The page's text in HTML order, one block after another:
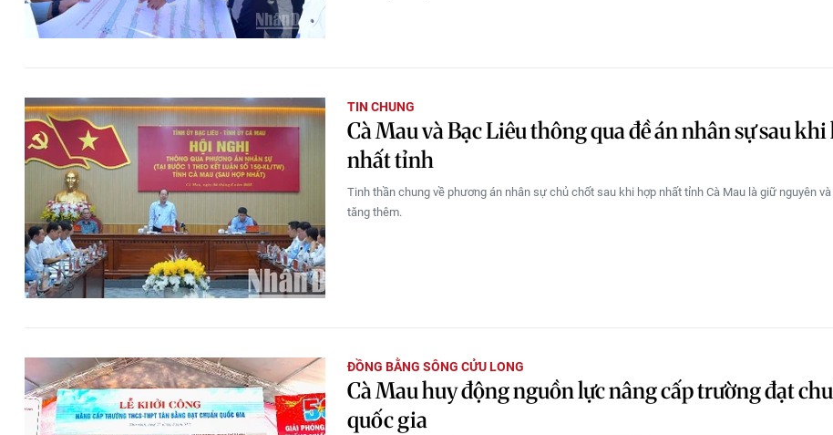
TIN CHUNG
Cà Mau và Bạc Liêu thông qua đề án nhân sự sau
nhất tỉnh
Tinh thần chung về phương án nhân sự chủ chốt sau khi hợp nhất tỉnh Cà Mau là giữ nguyên
tăng thêm.
ĐỒNG BẰNG SÔNG CỬU LONG
Cà Mau huy động nguồn lực nâng cấp trường đạt
quốc gia